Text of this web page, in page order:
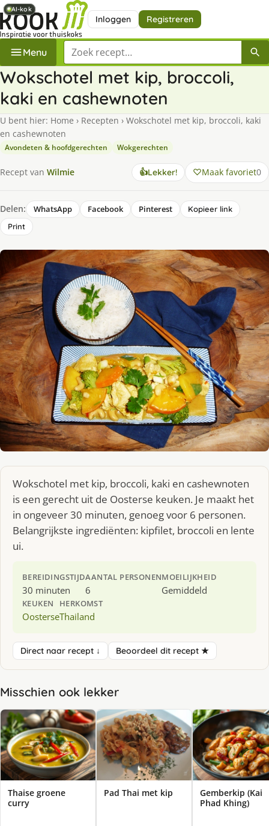
Inloggen Registreren
Menu Zoek een recept
Wokschotel met kip, broccoli,
kaki en cashewnoten
U bent hier: Home › Recepten › Wokschotel met kip, broccoli, kaki
en cashewnoten
Avondeten & hoofdgerechten Wokgerechten
Recept van Wilmie 👍Lekker! Maak favoriet0
Delen: WhatsApp Facebook Pinterest
Kopieer link
Print
Wokschotel met kip, broccoli, kaki en cashewnoten
is een gerecht uit de Oosterse keuken. Je maakt het
in ongeveer 30 minuten, genoeg voor 6 personen.
Belangrijkste ingrediënten: kipfilet, broccoli en lente
ui.
BEREIDINGSTIJD
30 minuten
AANTAL PERSONEN
6
MOEILIJKHEID
Gemiddeld
KEUKEN
Oosterse
HERKOMST
Thailand
Direct naar recept ↓ Beoordeel dit recept ★
Misschien ook lekker
AI-kok
Thaise groene
curry
Pad Thai met kip
AI-kok
Gemberkip (Kai
Phad Khing)
AI-kok